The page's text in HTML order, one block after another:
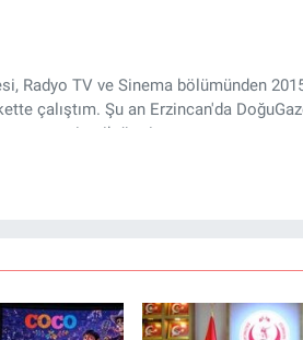
Radyo TV ve Sinema bölümünden 2015
çalıştım. Şu an Erzincan'da
ve içerik üretiyorum.